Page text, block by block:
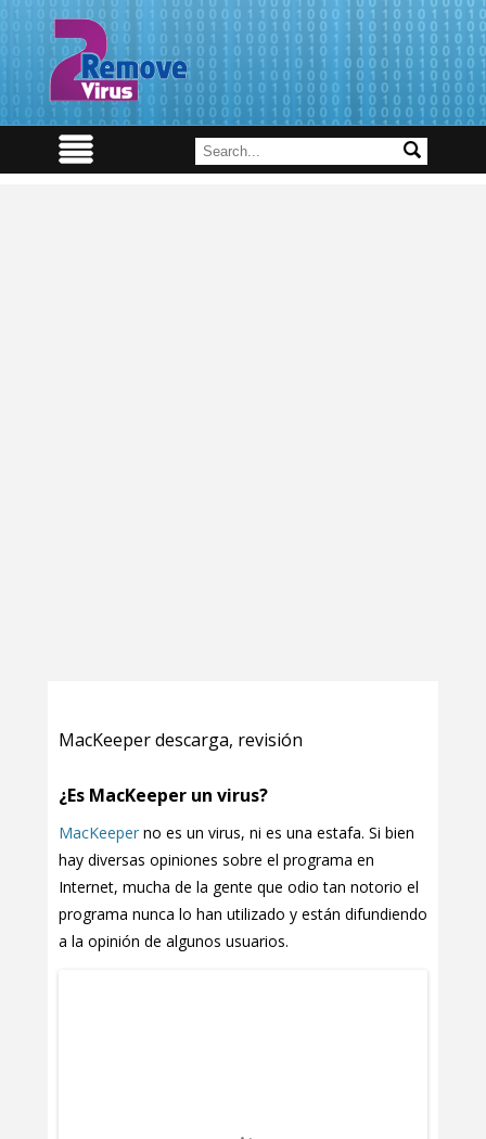
MacKeeper descarga, revisión
¿Es MacKeeper un virus?
MacKeeper no es un virus, ni es una estafa. Si bien
hay diversas opiniones sobre el programa en
Internet, mucha de la gente que odio tan notorio el
programa nunca lo han utilizado y están difundiendo
a la opinión de algunos usuarios.